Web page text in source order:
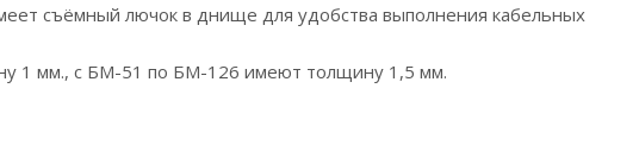
съёмный лючок в днище для удобства выполнения кабельных
1 мм., с БМ-51 по БМ-126 имеют толщину 1,5 мм.